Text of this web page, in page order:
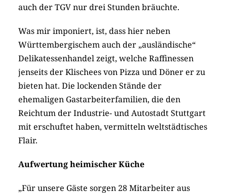
auch der TGV nur drei Stunden bräuchte.
Was mir imponiert, ist, dass hier neben
Württembergischem auch der „ausländische“
Delikatessenhandel zeigt, welche Raffinessen
jenseits der Klischees von Pizza und Döner er zu
bieten hat. Die lockenden Stände der
ehemaligen Gastarbeiterfamilien, die den
Reichtum der Industrie- und Autostadt Stuttgart
mit erschuftet haben, vermitteln weltstädtisches
Flair.
Aufwertung heimischer Küche
„Für unsere Gäste sorgen 28 Mitarbeiter aus